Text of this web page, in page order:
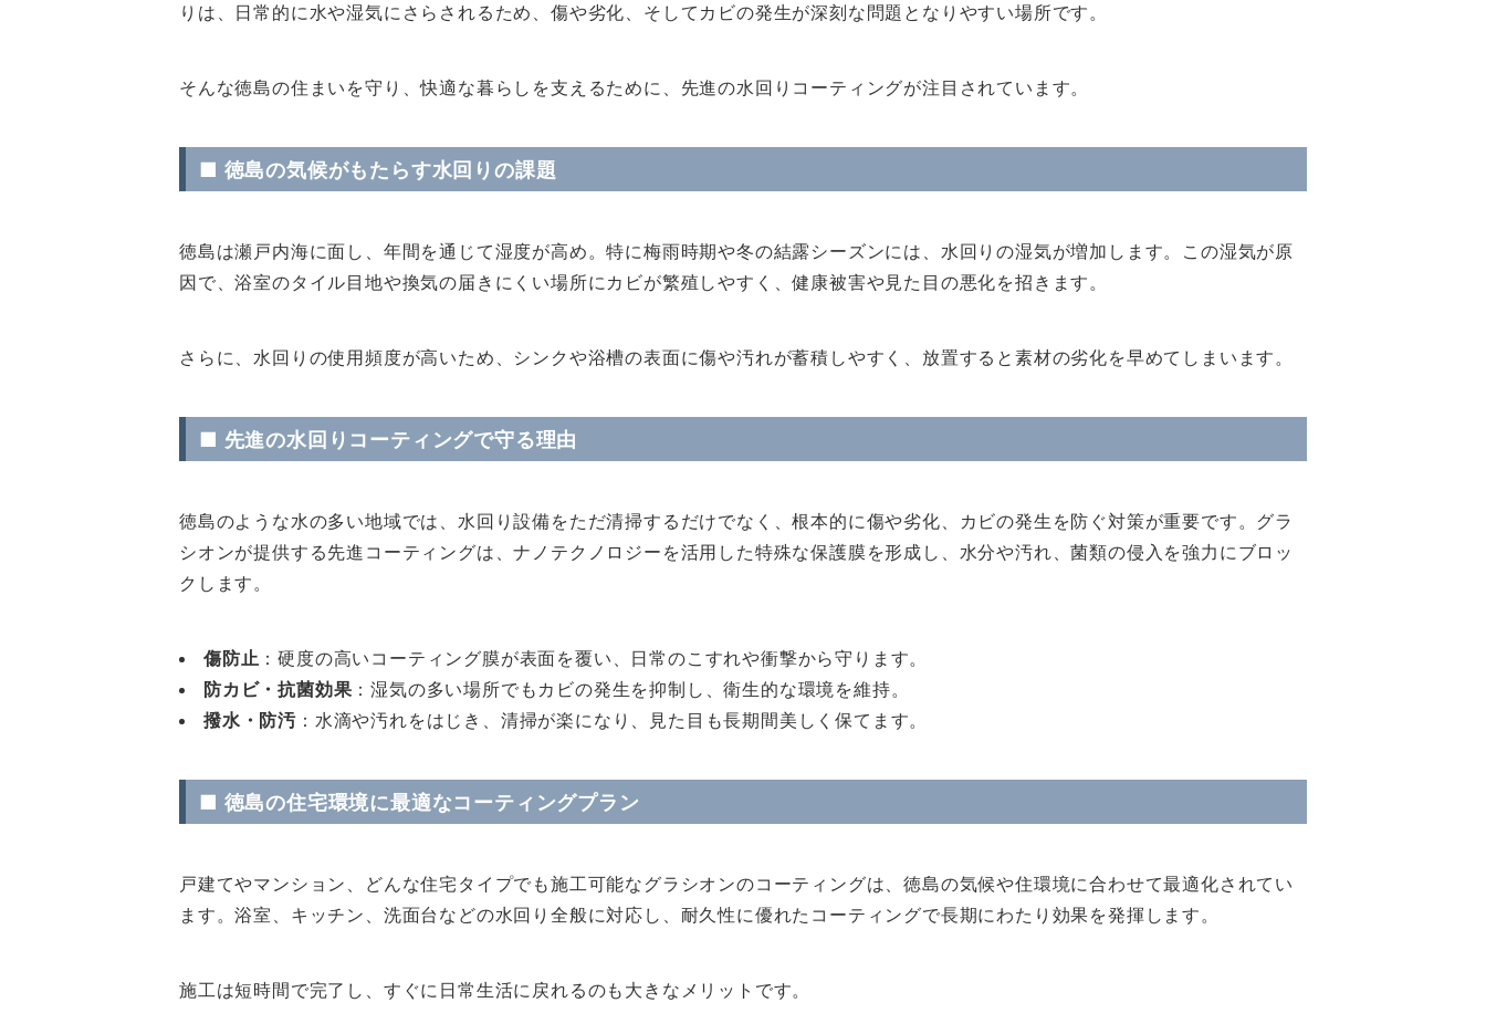
りは、日常的に水や湿気にさらされるため、傷や劣化、そしてカビの発生が深刻な問題となりやすい場所です。
そんな徳島の住まいを守り、快適な暮らしを支えるために、先進の水回りコーティングが注目されています。
■ 徳島の気候がもたらす水回りの課題
徳島は瀬戸内海に面し、年間を通じて湿度が高め。特に梅雨時期や冬の結露シーズンには、水回りの湿気が増加します。この湿気が原
因で、浴室のタイル目地や換気の届きにくい場所にカビが繁殖しやすく、健康被害や見た目の悪化を招きます。
さらに、水回りの使用頻度が高いため、シンクや浴槽の表面に傷や汚れが蓄積しやすく、放置すると素材の劣化を早めてしまいます。
■ 先進の水回りコーティングで守る理由
徳島のような水の多い地域では、水回り設備をただ清掃するだけでなく、根本的に傷や劣化、カビの発生を防ぐ対策が重要です。グラ
シオンが提供する先進コーティングは、ナノテクノロジーを活用した特殊な保護膜を形成し、水分や汚れ、菌類の侵入を強力にブロッ
クします。
傷防止 ：硬度の高いコーティング膜が表面を覆い、日常のこすれや衝撃から守ります。
防カビ・抗菌効果 ：湿気の多い場所でもカビの発生を抑制し、衛生的な環境を維持。
撥水・防汚 ：水滴や汚れをはじき、清掃が楽になり、見た目も長期間美しく保てます。
■ 徳島の住宅環境に最適なコーティングプラン
戸建てやマンション、どんな住宅タイプでも施工可能なグラシオンのコーティングは、徳島の気候や住環境に合わせて最適化されてい
ます。浴室、キッチン、洗面台などの水回り全般に対応し、耐久性に優れたコーティングで長期にわたり効果を発揮します。
施工は短時間で完了し、すぐに日常生活に戻れるのも大きなメリットです。